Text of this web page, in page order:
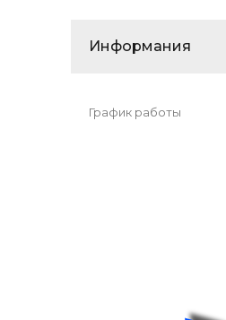
Информания
График работы